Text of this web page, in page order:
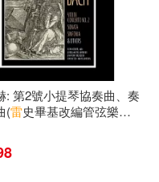
(18)
心主
: 第2號小提琴協奏曲、奏
(雷史畢基改編管弦樂
) / 恩斯特: <夏日最後玫瑰